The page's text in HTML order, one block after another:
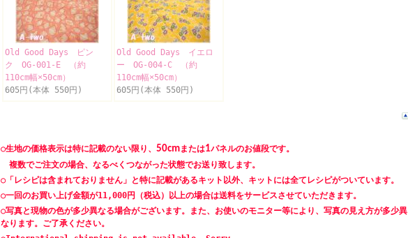
Old Good Days ピン
ク OG-001-E （約
110cm幅×50cm）
605円(本体 550円)
Old Good Days イエロ
ー OG-004-C （約
110cm幅×50cm）
605円(本体 550円)
○生地の価格表示は特に記載のない限り、 50cmまたは1パネルのお値段です。
複数でご注文の場合、なるべくつながった状態でお送り致します。
○「レシピは含まれておりません」と特に記載があるキット以外、キットには全てレシピがついています。
○一回のお買い上げ金額が11,000円（税込）以上の場合は送料をサービスさせていただきます。
○写真と現物の色が多少異なる場合がございます。また、お使いのモニター等により、写真の見え方が多少異
なります。ご了承ください。